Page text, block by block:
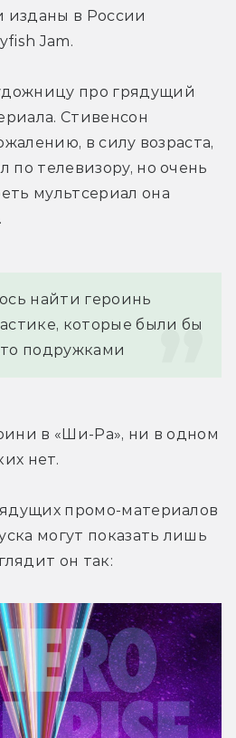
изданы в России
Jam.
про грядущий
Стивенсон
в силу возраста,
по телевизору, но очень
мультсериал она
найти героинь
которые были бы
подружками
в «Ши-Ра», ни в одном
нет.
промо-материалов
могут показать лишь
он так: